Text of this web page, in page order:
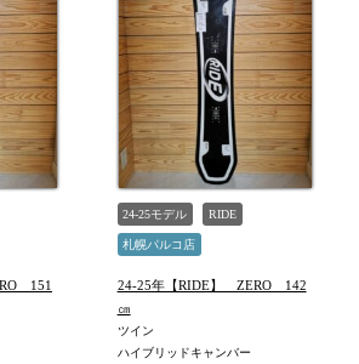
151
24-25モデル RIDE
札幌パルコ店
24-25年【RIDE】 ZERO 142
㎝
ツイン
ハイブリッドキャンバー